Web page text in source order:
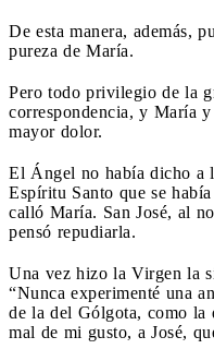
De esta manera, además,
pureza de María.
Pero todo privilegio de la
correspondencia, y María
mayor dolor.
El Ángel no había dicho a
Espíritu Santo que se
calló María. San José, al
pensó repudiarla.
Una vez hizo la Virgen la
“Nunca experimenté una
de la del Gólgota, como la
mal de mi gusto, a José,